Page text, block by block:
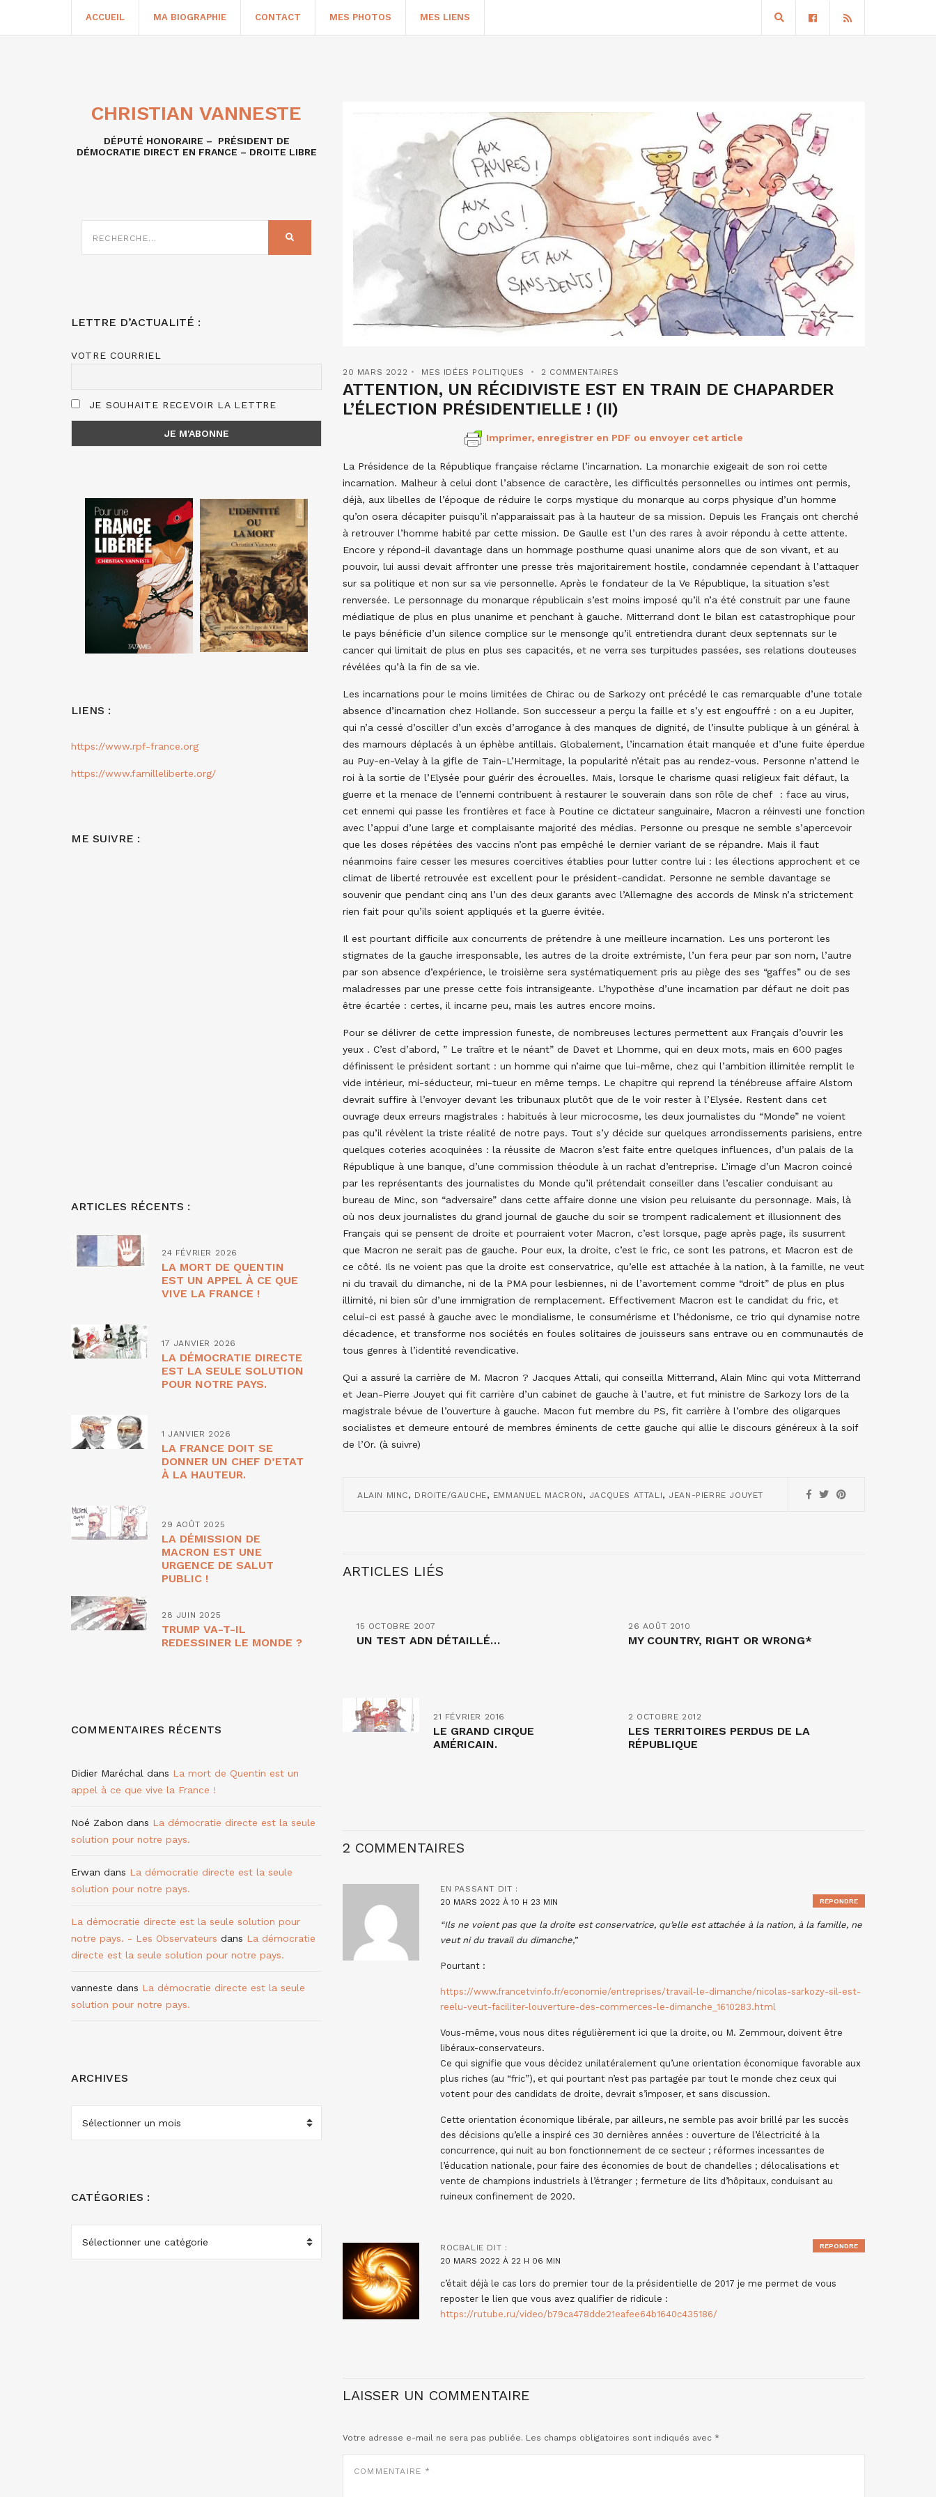
ACCUEIL MA BIOGRAPHIE CONTACT MES PHOTOS MES LIENS
20 MARS 2022 MES IDÉES POLITIQUES 2 COMMENTAIRES
ATTENTION, UN RÉCIDIVISTE EST EN TRAIN DE CHAPARDER
L’ÉLECTION PRÉSIDENTIELLE ! (II)
Imprimer, enregistrer en PDF ou envoyer cet article
La Présidence de la République française réclame l’incarnation. La monarchie exigeait de son roi cette
incarnation. Malheur à celui dont l’absence de caractère, les difficultés personnelles ou intimes ont permis,
déjà, aux libelles de l’époque de réduire le corps mystique du monarque au corps physique d’un homme
qu’on osera décapiter puisqu’il n’apparaissait pas à la hauteur de sa mission. Depuis les Français ont cherché
à retrouver l’homme habité par cette mission. De Gaulle est l’un des rares à avoir répondu à cette attente.
Encore y répond-il davantage dans un hommage posthume quasi unanime alors que de son vivant, et au
pouvoir, lui aussi devait affronter une presse très majoritairement hostile, condamnée cependant à l’attaquer
sur sa politique et non sur sa vie personnelle. Après le fondateur de la Ve République, la situation s’est
renversée. Le personnage du monarque républicain s’est moins imposé qu’il n’a été construit par une faune
médiatique de plus en plus unanime et penchant à gauche. Mitterrand dont le bilan est catastrophique pour
le pays bénéficie d’un silence complice sur le mensonge qu’il entretiendra durant deux septennats sur le
cancer qui limitait de plus en plus ses capacités, et ne verra ses turpitudes passées, ses relations douteuses
révélées qu’à la fin de sa vie.
Les incarnations pour le moins limitées de Chirac ou de Sarkozy ont précédé le cas remarquable d’une totale
absence d’incarnation chez Hollande. Son successeur a perçu la faille et s’y est engouffré : on a eu Jupiter,
qui n’a cessé d’osciller d’un excès d’arrogance à des manques de dignité, de l’insulte publique à un général à
des mamours déplacés à un éphèbe antillais. Globalement, l’incarnation était manquée et d’une fuite éperdue
au Puy-en-Velay à la gifle de Tain-L’Hermitage, la popularité n’était pas au rendez-vous. Personne n’attend le
roi à la sortie de l’Elysée pour guérir des écrouelles. Mais, lorsque le charisme quasi religieux fait défaut, la
guerre et la menace de l’ennemi contribuent à restaurer le souverain dans son rôle de chef : face au virus,
cet ennemi qui passe les frontières et face à Poutine ce dictateur sanguinaire, Macron a réinvesti une fonction
avec l’appui d’une large et complaisante majorité des médias. Personne ou presque ne semble s’apercevoir
que les doses répétées des vaccins n’ont pas empêché le dernier variant de se répandre. Mais il faut
néanmoins faire cesser les mesures coercitives établies pour lutter contre lui : les élections approchent et ce
climat de liberté retrouvée est excellent pour le président-candidat. Personne ne semble davantage se
souvenir que pendant cinq ans l’un des deux garants avec l’Allemagne des accords de Minsk n’a strictement
rien fait pour qu’ils soient appliqués et la guerre évitée.
Il est pourtant difficile aux concurrents de prétendre à une meilleure incarnation. Les uns porteront les
stigmates de la gauche irresponsable, les autres de la droite extrémiste, l’un fera peur par son nom, l’autre
par son absence d’expérience, le troisième sera systématiquement pris au piège des ses “gaffes” ou de ses
maladresses par une presse cette fois intransigeante. L’hypothèse d’une incarnation par défaut ne doit pas
être écartée : certes, il incarne peu, mais les autres encore moins.
Pour se délivrer de cette impression funeste, de nombreuses lectures permettent aux Français d’ouvrir les
yeux . C’est d’abord, ” Le traître et le néant” de Davet et Lhomme, qui en deux mots, mais en 600 pages
définissent le président sortant : un homme qui n’aime que lui-même, chez qui l’ambition illimitée remplit le
vide intérieur, mi-séducteur, mi-tueur en même temps. Le chapitre qui reprend la ténébreuse affaire Alstom
devrait suffire à l’envoyer devant les tribunaux plutôt que de le voir rester à l’Elysée. Restent dans cet
ouvrage deux erreurs magistrales : habitués à leur microcosme, les deux journalistes du “Monde” ne voient
pas qu’il révèlent la triste réalité de notre pays. Tout s’y décide sur quelques arrondissements parisiens, entre
quelques coteries acoquinées : la réussite de Macron s’est faite entre quelques influences, d’un palais de la
République à une banque, d’une commission théodule à un rachat d’entreprise. L’image d’un Macron coincé
par les représentants des journalistes du Monde qu’il prétendait conseiller dans l’escalier conduisant au
bureau de Minc, son “adversaire” dans cette affaire donne une vision peu reluisante du personnage. Mais, là
où nos deux journalistes du grand journal de gauche du soir se trompent radicalement et illusionnent des
Français qui se pensent de droite et pourraient voter Macron, c’est lorsque, page après page, ils susurrent
que Macron ne serait pas de gauche. Pour eux, la droite, c’est le fric, ce sont les patrons, et Macron est de
ce côté. Ils ne voient pas que la droite est conservatrice, qu’elle est attachée à la nation, à la famille, ne veut
ni du travail du dimanche, ni de la PMA pour lesbiennes, ni de l’avortement comme “droit” de plus en plus
illimité, ni bien sûr d’une immigration de remplacement. Effectivement Macron est le candidat du fric, et
celui-ci est passé à gauche avec le mondialisme, le consumérisme et l’hédonisme, ce trio qui dynamise notre
décadence, et transforme nos sociétés en foules solitaires de jouisseurs sans entrave ou en communautés de
tous genres à l’identité revendicative.
Qui a assuré la carrière de M. Macron ? Jacques Attali, qui conseilla Mitterrand, Alain Minc qui vota Mitterrand
et Jean-Pierre Jouyet qui fit carrière d’un cabinet de gauche à l’autre, et fut ministre de Sarkozy lors de la
magistrale bévue de l’ouverture à gauche. Macon fut membre du PS, fit carrière à l’ombre des oligarques
socialistes et demeure entouré de membres éminents de cette gauche qui allie le discours généreux à la soif
de l’Or. (à suivre)
ALAIN MINC, DROITE/GAUCHE, EMMANUEL MACRON , JACQUES ATTALI, JEAN-PIERRE JOUYET
ARTICLES LIÉS
15 OCTOBRE 2007
UN TEST ADN DÉTAILLÉ…
26 AOÛT 2010
MY COUNTRY, RIGHT OR WRONG*
21 FÉVRIER 2016
LE GRAND CIRQUE
AMÉRICAIN.
2 OCTOBRE 2012
LES TERRITOIRES PERDUS DE LA
RÉPUBLIQUE
2 COMMENTAIRES
EN PASSANT DIT :
20 MARS 2022 À 10 H 23 MIN
“Ils ne voient pas que la droite est conservatrice, qu’elle est attachée à la nation, à la famille, ne
veut ni du travail du dimanche,”
Pourtant :
https://www.francetvinfo.fr/economie/entreprises/travail-le-dimanche/nicolas-sarkozy-sil-est-
reelu-veut-faciliter-louverture-des-commerces-le-dimanche_1610283.html
Vous-même, vous nous dites régulièrement ici que la droite, ou M. Zemmour, doivent être
libéraux-conservateurs.
Ce qui signifie que vous décidez unilatéralement qu’une orientation économique favorable aux
plus riches (au “fric”), et qui pourtant n’est pas partagée par tout le monde chez ceux qui
votent pour des candidats de droite, devrait s’imposer, et sans discussion.
Cette orientation économique libérale, par ailleurs, ne semble pas avoir brillé par les succès
des décisions qu’elle a inspiré ces 30 dernières années : ouverture de l’électricité à la
concurrence, qui nuit au bon fonctionnement de ce secteur ; réformes incessantes de
l’éducation nationale, pour faire des économies de bout de chandelles ; délocalisations et
vente de champions industriels à l’étranger ; fermeture de lits d’hôpitaux, conduisant au
ruineux confinement de 2020.
RÉPONDRE
ROCBALIE DIT :
20 MARS 2022 À 22 H 06 MIN
c’était déjà le cas lors do premier tour de la présidentielle de 2017 je me permet de vous
reposter le lien que vous avez qualifier de ridicule :
https://rutube.ru/video/b79ca478dde21eafee64b1640c435186/
RÉPONDRE
LAISSER UN COMMENTAIRE
Votre adresse e-mail ne sera pas publiée. Les champs obligatoires sont indiqués avec *
COMMENTAIRE
CHRISTIAN VANNESTE
DÉPUTÉ HONORAIRE – PRÉSIDENT DE
DÉMOCRATIE DIRECT EN FRANCE – DROITE LIBRE
SUR
LETTRE D’ACTUALITÉ :
VOTRE COURRIEL
JE SOUHAITE RECEVOIR LA LETTRE
LIENS :
https://www.rpf-france.org
https://www.familleliberte.org/
ME SUIVRE :
ARTICLES RÉCENTS :
24 FÉVRIER 2026
LA MORT DE QUENTIN
EST UN APPEL À CE QUE
VIVE LA FRANCE !
17 JANVIER 2026
LA DÉMOCRATIE DIRECTE
EST LA SEULE SOLUTION
POUR NOTRE PAYS.
1 JANVIER 2026
LA FRANCE DOIT SE
DONNER UN CHEF D’ETAT
À LA HAUTEUR.
29 AOÛT 2025
LA DÉMISSION DE
MACRON EST UNE
URGENCE DE SALUT
PUBLIC !
28 JUIN 2025
TRUMP VA-T-IL
REDESSINER LE MONDE ?
COMMENTAIRES RÉCENTS
Didier Maréchal dans La mort de Quentin est un
appel à ce que vive la France !
Noé Zabon dans La démocratie directe est la seule
solution pour notre pays.
Erwan dans La démocratie directe est la seule
solution pour notre pays.
La démocratie directe est la seule solution pour
notre pays. - Les Observateurs dans La démocratie
directe est la seule solution pour notre pays.
vanneste dans La démocratie directe est la seule
solution pour notre pays.
ARCHIVES
ARCHIVES
CATÉGORIES :
CATÉGORIES